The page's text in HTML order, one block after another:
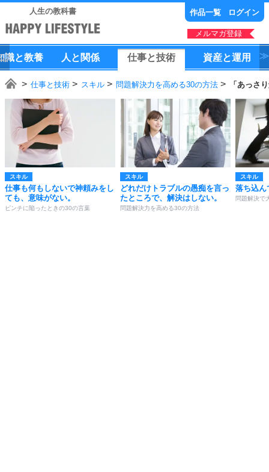
人生の教科書 作品一覧 ログイン
メルマガ登録
識と教養 人 と 関係 仕事と技術 資産と運用
仕事と技術 スキル 問題解決力を高める30の方法 「あっさ
スキル
仕事も何もしないで神頼みをし
ても、意味がない。
ピンチに陥ったときの30の言葉
スキル
どれだけトラブルの愚痴を言っ
たところで、解決はしない。
問題解決力を高める30の方法
スキル
落ち込ん
問題解決で